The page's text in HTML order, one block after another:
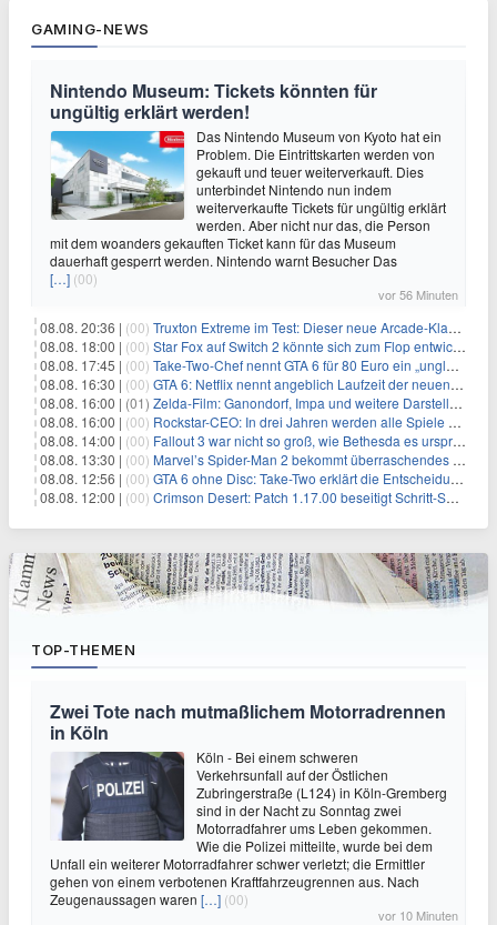
GAMING-NEWS
Nintendo Museum: Tickets könnten für
ungültig erklärt werden!
Das Nintendo Museum von Kyoto hat ein
Problem. Die Eintrittskarten werden von
gekauft und teuer weiterverkauft. Dies
unterbindet Nintendo nun indem
weiterverkaufte Tickets für ungültig erklärt
werden. Aber nicht nur das, die Person
mit dem woanders gekauften Ticket kann für das Museum
dauerhaft gesperrt werden. Nintendo warnt Besucher Das
[…] (00)
vor 56 Minuten
08.08. 20:36 | (00) Truxton Extreme im Test: Dieser neue Arcade-Klassiker verzeiht dir gar nichts
08.08. 18:00 | (00) Star Fox auf Switch 2 könnte sich zum Flop entwickeln
08.08. 17:45 | (00) Take-Two-Chef nennt GTA 6 für 80 Euro ein „unglaubliches Schnäppchen“
08.08. 16:30 | (00) GTA 6: Netflix nennt angeblich Laufzeit der neuen Gameplay-Präsentation
08.08. 16:00 | (01) Zelda-Film: Ganondorf, Impa und weitere Darsteller sollen feststehen
08.08. 16:00 | (00) Rockstar-CEO: In drei Jahren werden alle Spiele gestreamt
08.08. 14:00 | (00) Fallout 3 war nicht so groß, wie Bethesda es ursprünglich wollte
08.08. 13:30 | (00) Marvel’s Spider-Man 2 bekommt überraschendes PS5-Update mit gewünschter Komfortfunktion
08.08. 12:56 | (00) GTA 6 ohne Disc: Take-Two erklärt die Entscheidung für Download-Codes
08.08. 12:00 | (00) Crimson Desert: Patch 1.17.00 beseitigt Schritt-Sound-Bugs und Quick-Slot-Ärger – Pearl Abyss bleibt im Bugfix-Modus
TOP-THEMEN
Zwei Tote nach mutmaßlichem Motorradrennen
in Köln
Köln - Bei einem schweren
Verkehrsunfall auf der Östlichen
Zubringerstraße (L124) in Köln-Gremberg
sind in der Nacht zu Sonntag zwei
Motorradfahrer ums Leben gekommen.
Wie die Polizei mitteilte, wurde bei dem
Unfall ein weiterer Motorradfahrer schwer verletzt; die Ermittler
gehen von einem verbotenen Kraftfahrzeugrennen aus. Nach
Zeugenaussagen waren […] (00)
vor 10 Minuten